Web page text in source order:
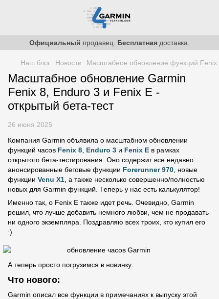
Официальный продавец. Бесплатная доставка.
Наш блог Новости Масштабное обновление функций Fenix
Масштабное обновление Garmin
Fenix 8, Enduro 3 и Fenix E -
открытый бета-тест
26 июня 2025
Компания Garmin объявила о масштабном обновлении
функций часов Fenix 8 Enduro 3 и Fenix E в рамках
открытого бета-тестирования. Оно содержит все недавно
анонсированные беговые функции Forerunner 970 , новые
функции Venu X1 , а также несколько совершенно/полностью
новых для Garmin функций. Теперь у нас есть калькулятор!
Именно так, о Fenix E также идет речь. Очевидно, Garmin
решил, что лучше добавить немного любви, чем не продавать
ни одного экземпляра. Поздравляю всех троих, кто купил его
:)
А теперь просто погрузимся в новинку:
Что нового:
Garmin описал все функции в примечаниях к выпуску этой